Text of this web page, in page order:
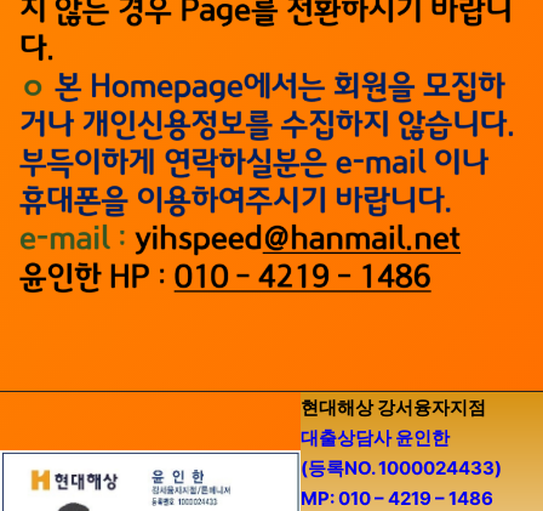
현대해상 강서융자지점
대출상담사 윤인한
(등록NO. 1000024433)
MP: 010 – 4219 – 1486